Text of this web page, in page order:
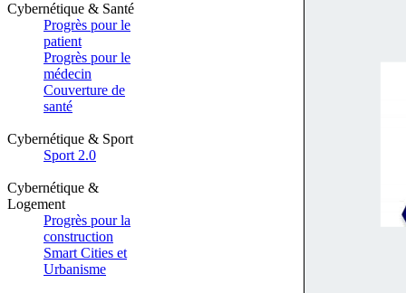
Cybernétique & Santé
Progrès pour le
patient
Progrès pour le
médecin
Couverture de
santé
Cybernétique & Sport
Sport 2.0
Cybernétique &
Logement
Progrès pour la
construction
Smart Cities et
Urbanisme